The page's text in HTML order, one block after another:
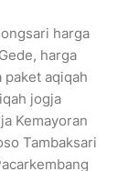
harga
harga
paket aqiqah
jogja
Kemayoran
Tambaksari